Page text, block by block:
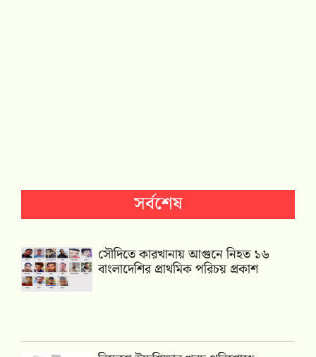
সর্বশেষ
সৌদিতে কারখানায় আগুনে নিহত ১৬
বাংলাদেশির প্রাথমিক পরিচয় প্রকাশ